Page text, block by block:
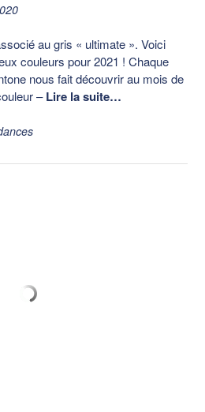
au gris « ultimate ». Voici
couleurs pour 2021 ! Chaque
nous fait découvrir au mois de
–Lire la suite…